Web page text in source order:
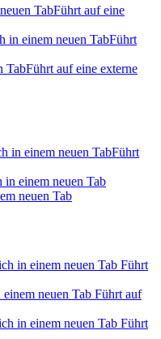
TabFührt auf eine
in einem neuen TabFührt
TabFührt auf eine externe
in einem neuen TabFührt
in einem neuen Tab
neuen Tab
in einem neuen Tab Führt
neuen Tab Führt auf
in einem neuen Tab Führt